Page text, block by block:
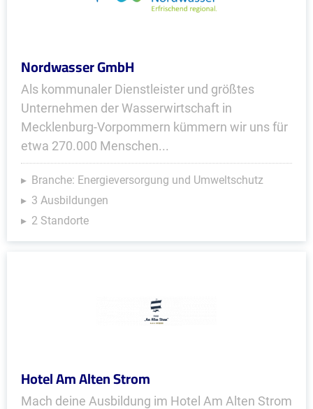
Nordwasser GmbH
Als kommunaler Dienstleister und größtes
Unternehmen der Wasserwirtschaft in
Mecklenburg-Vorpommern kümmern wir uns für
etwa 270.000 Menschen...
Branche: Energieversorgung und Umweltschutz
3 Ausbildungen
2 Standorte
Hotel Am Alten Strom
Mach deine Ausbildung im Hotel Am Alten Strom